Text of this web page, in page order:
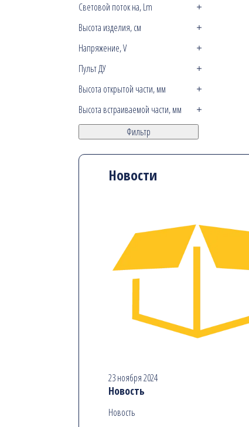
Световой поток на, Lm
Высота изделия, см
Напряжение, V
Пульт ДУ
Высота открытой части, мм
Высота встраиваемой части, мм
Фильтр
Новости
23 ноября 2024
Новость
Новость